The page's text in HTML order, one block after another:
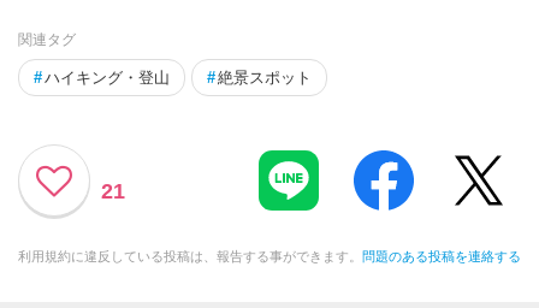
関連タグ
#ハイキング・登山 #絶景スポット
21
利用規約に違反している投稿は、報告する事ができます。 問題のある投稿を連絡する